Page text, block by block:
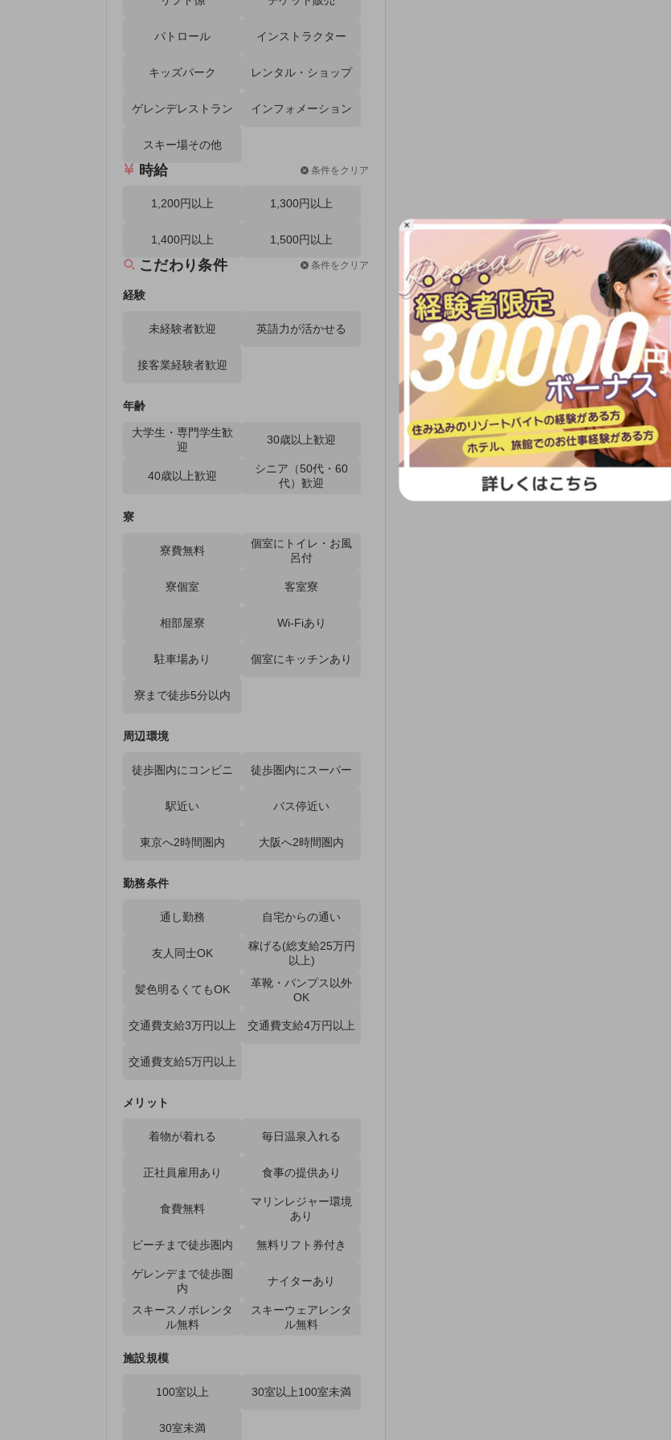
パトロール インストラクター
キッズパーク レンタル・ショップ
ゲレンデレストラン インフォメーション
スキー場その他
時給 条件をクリア
1,200円以上 1,300円以上
1,400円以上 1,500円以上
こだわり条件 条件をクリア
経験
未経験者歓迎 英語力が活かせる
接客業経験者歓迎
年齢
大学生・専門学生歓
迎
30歳以上歓迎
40歳以上歓迎
シニア（50代・60
代）歓迎
寮
寮費無料
個室にトイレ・お風
呂付
寮個室 客室寮
相部屋寮 Wi-Fiあり
駐車場あり 個室にキッチンあり
寮まで徒歩5分以内
周辺環境
徒歩圏内にコンビニ 徒歩圏内にスーパー
駅近い バス停近い
東京へ2時間圏内 大阪へ2時間圏内
勤務条件
通し勤務 自宅からの通い
友人同士OK
稼げる(総支給25万円
以上)
髪色明るくてもOK
革靴・パンプス以外
OK
交通費支給3万円以上 交通費支給4万円以上
交通費支給5万円以上
メリット
着物が着れる 毎日温泉入れる
正社員雇用あり 食事の提供あり
食費無料
マリンレジャー環境
あり
ビーチまで徒歩圏内 無料リフト券付き
ゲレンデまで徒歩圏
内
ナイターあり
スキースノボレンタ
ル無料
スキーウェアレンタ
ル無料
施設規模
100室以上 30室以上100室未満
30室未満
×